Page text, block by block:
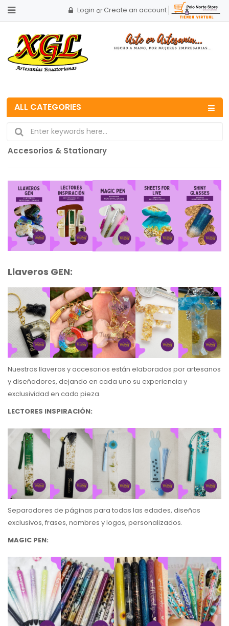
Login or Create an account
ALL CATEGORIES
Accesorios & Stationary
Llaveros GEN:
Nuestros llaveros y accesorios están elaborados por artesanos
y diseñadores, dejando en cada uno su experiencia y
exclusividad en cada pieza.
LECTORES INSPIRACIÓN:
Separadores de páginas para todas las edades, diseños
exclusivos, frases, nombres y logos, personalizados.
MAGIC PEN: